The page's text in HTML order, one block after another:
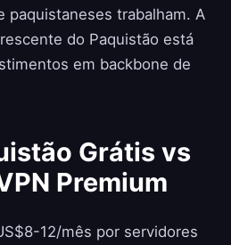
paquistaneses trabalham. A
do Paquistão está
em backbone de
Grátis vs
Premium
12/mês por servidores